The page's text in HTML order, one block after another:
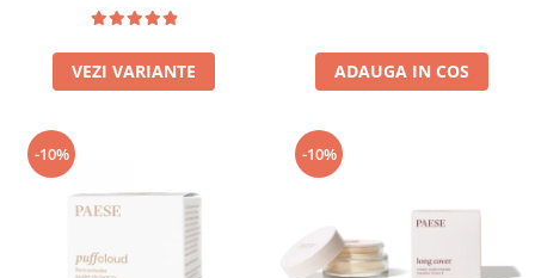
VEZI VARIANTE ADAUGA IN COS
-10% -10%